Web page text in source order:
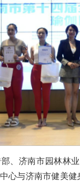
、济南市园林林
心与济南市健美